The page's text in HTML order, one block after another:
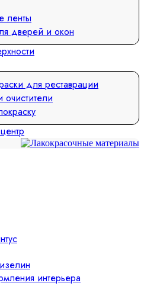
ленты
дверей и окон
для реставрации
очистители
интерьера